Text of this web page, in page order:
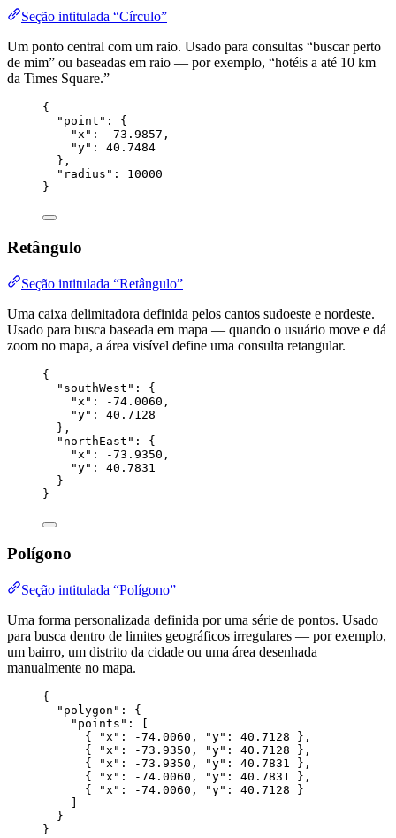
Seção intitulada “Círculo”
Um ponto central com um raio. Usado para consultas “buscar perto
de mim” ou baseadas em raio — por exemplo, “hotéis a até 10 km
da Times Square.”
{
"point" : {
"x" : -73.9857 ,
"y" : 40.7484
},
"radius" : 10000
}
Retângulo
Seção intitulada “Retângulo”
Uma caixa delimitadora definida pelos cantos sudoeste e nordeste.
Usado para busca baseada em mapa — quando o usuário move e dá
zoom no mapa, a área visível define uma consulta retangular.
{
"southWest" : {
"x" : -74.0060 ,
"y" : 40.7128
},
"northEast" : {
"x" : -73.9350 ,
"y" : 40.7831
}
}
Polígono
Seção intitulada “Polígono”
Uma forma personalizada definida por uma série de pontos. Usado
para busca dentro de limites geográficos irregulares — por exemplo,
um bairro, um distrito da cidade ou uma área desenhada
manualmente no mapa.
{
"polygon" : {
"points" : [
{
"x" : -74.0060 , "y" : 40.7128 },
{
"x" : -73.9350 , "y" : 40.7128 },
{
"x" : -73.9350 , "y" : 40.7831 },
{
"x" : -74.0060 , "y" : 40.7831 },
{
"x" : -74.0060 , "y" : 40.7128 }
}
}